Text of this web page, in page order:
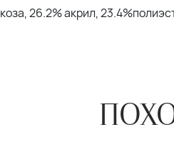
26.2% акрил,